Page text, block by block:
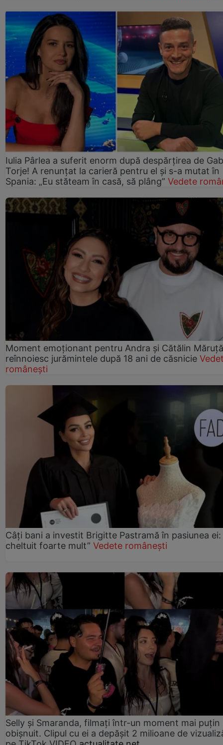
Iulia Pârlea a suferit enorm după despărțirea de
Torje! A renunțat la carieră pentru el și s-a mutat în
Spania: „Eu stăteam în casă, să plâng” Vedete
Moment emoționant pentru Andra și Cătălin
reînnoiesc jurămintele după 18 ani de căsnicie
românești
Câți bani a investit Brigitte Pastramă în pasiunea ei:
cheltuit foarte mult” Vedete românești
Selly și Smaranda, filmați într-un moment mai puțin
obișnuit. Clipul cu ei a depășit 2 milioane de